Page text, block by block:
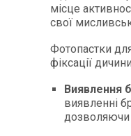
місце
свої
Фотопастки
фіксації
Виявлення
виявленні
дозволяючи